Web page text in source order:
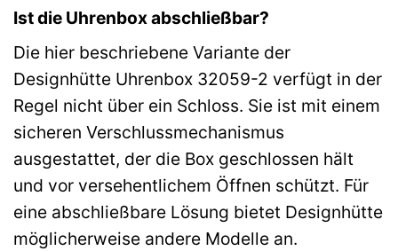
Ist die Uhrenbox abschließbar?
Die hier beschriebene Variante der
Designhütte Uhrenbox 32059-2 verfügt in der
Regel nicht über ein Schloss. Sie ist mit einem
sicheren Verschlussmechanismus
ausgestattet, der die Box geschlossen hält
und vor versehentlichem Öffnen schützt. Für
eine abschließbare Lösung bietet Designhütte
möglicherweise andere Modelle an.